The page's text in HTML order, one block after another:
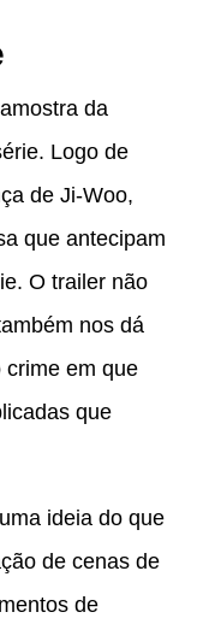
da
Logo de
de Ji-Woo,
que antecipam
O trailer não
nos dá
crime em que
que
ideia do que
de cenas de
de